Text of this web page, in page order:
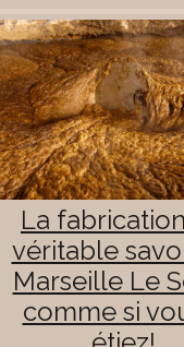
La
véritable
Marseille Le
comme si